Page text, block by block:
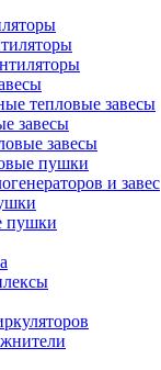
тепловые завесы
завесы
завесы
пушки
и завес
пушки